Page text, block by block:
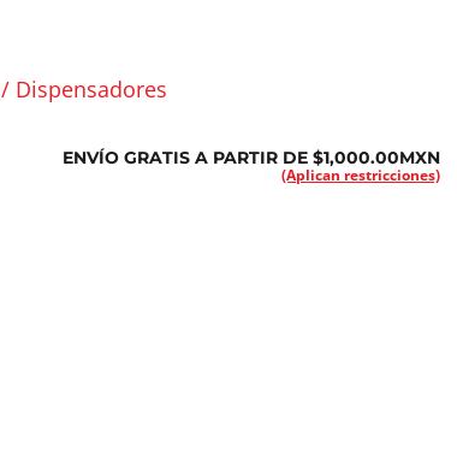
/ Dispensadores
ENVÍO GRATIS A PARTIR DE $1,000.00MXN
(Aplican restricciones)